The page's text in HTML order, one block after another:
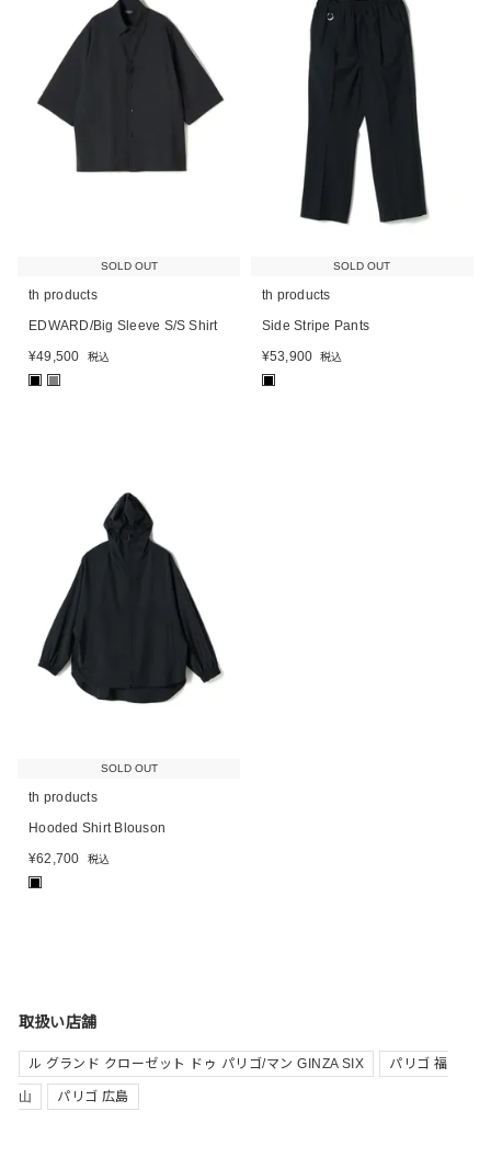
SOLD OUT
th products
EDWARD/Big Sleeve S/S Shirt
¥49,500 税込
■ ■
SOLD OUT
th products
Side Stripe Pants
¥53,900 税込
■
SOLD OUT
th products
Hooded Shirt Blouson
¥62,700 税込
取扱い店舗
ル グランド クローゼット ドゥ パリゴ/マン GINZA SIX パリゴ 福
山 パリゴ 広島